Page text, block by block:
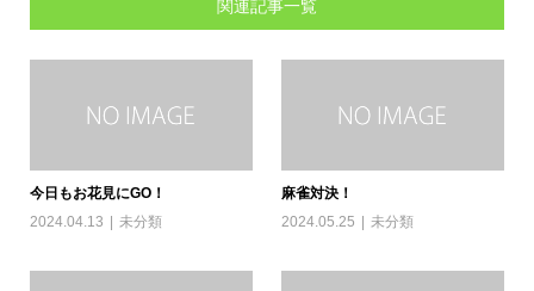
関連記事一覧
今日もお花見にGO！
2024.04.13
未分類
麻雀対決！
2024.05.25
未分類